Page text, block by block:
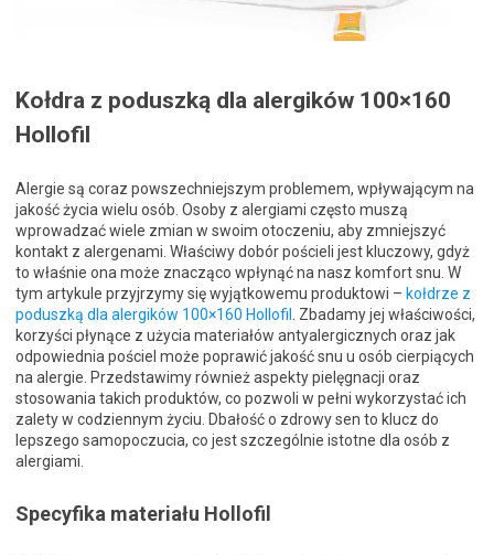
Kołdra z poduszką dla alergików 100×160
Hollofil
Alergie są coraz powszechniejszym problemem, wpływającym na
jakość życia wielu osób. Osoby z alergiami często muszą
wprowadzać wiele zmian w swoim otoczeniu, aby zmniejszyć
kontakt z alergenami. Właściwy dobór pościeli jest kluczowy, gdyż
to właśnie ona może znacząco wpłynąć na nasz komfort snu. W
tym artykule przyjrzymy się wyjątkowemu produktowi – kołdrze z
poduszką dla alergików 100×160 Hollofil
. Zbadamy jej właściwości,
korzyści płynące z użycia materiałów antyalergicznych oraz jak
odpowiednia pościel może poprawić jakość snu u osób cierpiących
na alergie. Przedstawimy również aspekty pielęgnacji oraz
stosowania takich produktów, co pozwoli w pełni wykorzystać ich
zalety w codziennym życiu. Dbałość o zdrowy sen to klucz do
lepszego samopoczucia, co jest szczególnie istotne dla osób z
alergiami.
Specyfika materiału Hollofil